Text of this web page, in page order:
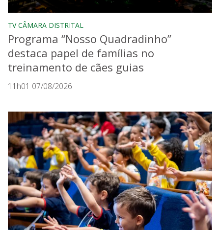
TV CÂMARA DISTRITAL
Programa “Nosso Quadradinho”
destaca papel de famílias no
treinamento de cães guias
11h01 07/08/2026